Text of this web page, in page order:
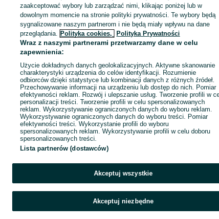
KATEGORIA
ID:1046927787 Wyświetlenia:
Zadzwoń / SMS
zaakceptować wybory lub zarządzać nimi, klikając poniżej lub w
dowolnym momencie na stronie polityki prywatności. Te wybory będą
sygnalizowane naszym partnerom i nie będą miały wpływu na dane
przeglądania. Polityka cookies, Polityka Prywatności
Wraz z naszymi partnerami przetwarzamy dane w celu
zapewnienia:
Użycie dokładnych danych geolokalizacyjnych. Aktywne skanowanie
charakterystyki urządzenia do celów identyfikacji. Rozumienie
odbiorców dzięki statystyce lub kombinacji danych z różnych źródeł.
Przechowywanie informacji na urządzeniu lub dostęp do nich. Pomiar
efektywności reklam. Rozwój i ulepszanie usług. Tworzenie profili w
personalizacji treści. Tworzenie profili w celu spersonalizowanych
reklam. Wykorzystywanie ograniczonych danych do wyboru reklam.
Wykorzystywanie ograniczonych danych do wyboru treści. Pomiar
efektywności treści. Wykorzystanie profili do wyboru
spersonalizowanych reklam. Wykorzystywanie profili w celu doboru
spersonalizowanych treści.
Lista partnerów (dostawców)
Akceptuj wszystkie
Akceptuj niezbędne